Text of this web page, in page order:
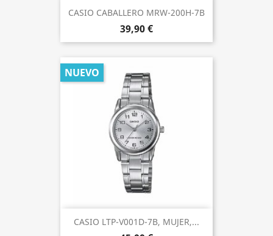
CASIO CABALLERO MRW-200H-7B
39,90 €
CASIO LTP-V001D-7B, MUJER,...
NUEVO